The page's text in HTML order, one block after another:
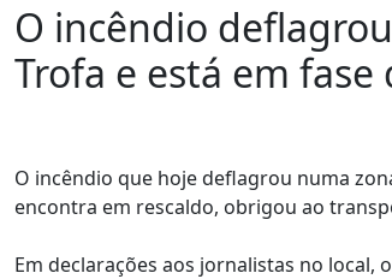
O incêndio
Trofa e está em fase
O incêndio que hoje deflagrou numa
encontra em rescaldo, obrigou ao
Em declarações aos jornalistas no local,